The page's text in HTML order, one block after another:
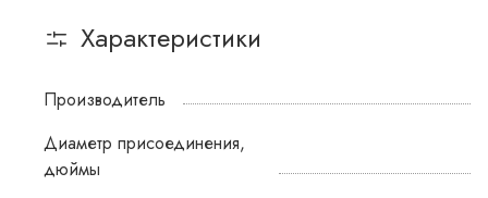
Характеристики
Производитель
Диаметр присоединения,
дюймы